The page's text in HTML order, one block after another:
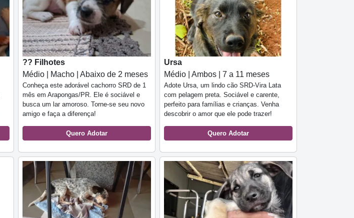
?? Filhotes
Médio | Macho | Abaixo de 2 meses
Conheça este adorável cachorro SRD de 1
mês em Arapongas/PR. Ele é sociável e
busca um lar amoroso. Torne-se seu novo
amigo e faça a diferença!
Quero Adotar
Ursa
Médio | Ambos | 7 a 11 meses
Adote Ursa, um lindo cão SRD-Vira Lata
com pelagem preta. Sociável e carente,
perfeito para famílias e crianças. Venha
descobrir o amor que ele pode trazer!
Quero Adotar